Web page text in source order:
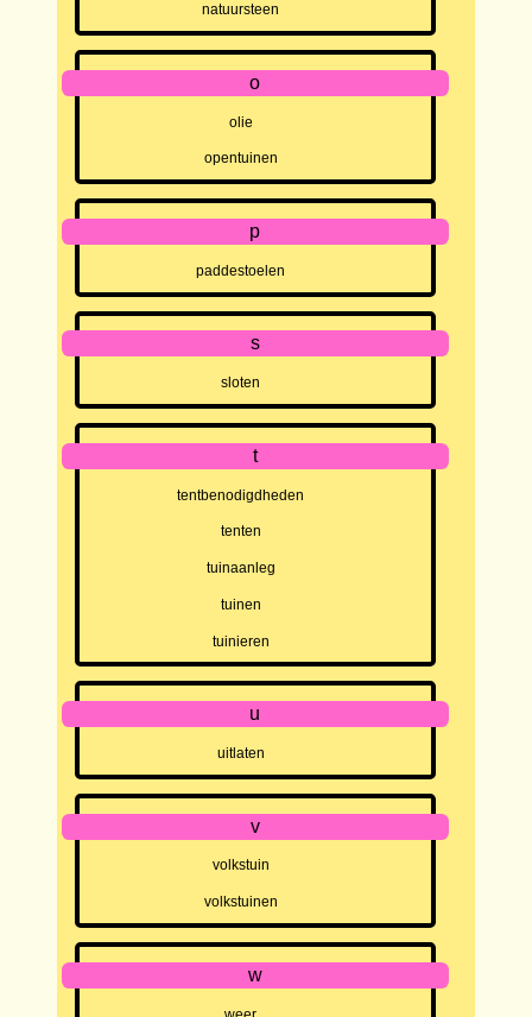
natuursteen
o
olie
opentuinen
p
paddestoelen
s
sloten
t
tentbenodigdheden
tenten
tuinaanleg
tuinen
tuinieren
u
uitlaten
v
volkstuin
volkstuinen
w